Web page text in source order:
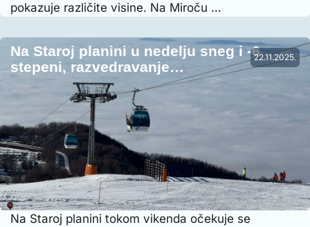
pokazuje različite visine. Na Miroču …
22.11.2025.
Na Staroj planini u nedelju sneg i -6
stepeni, razvedravanje…
Na Staroj planini tokom vikenda očekuje se